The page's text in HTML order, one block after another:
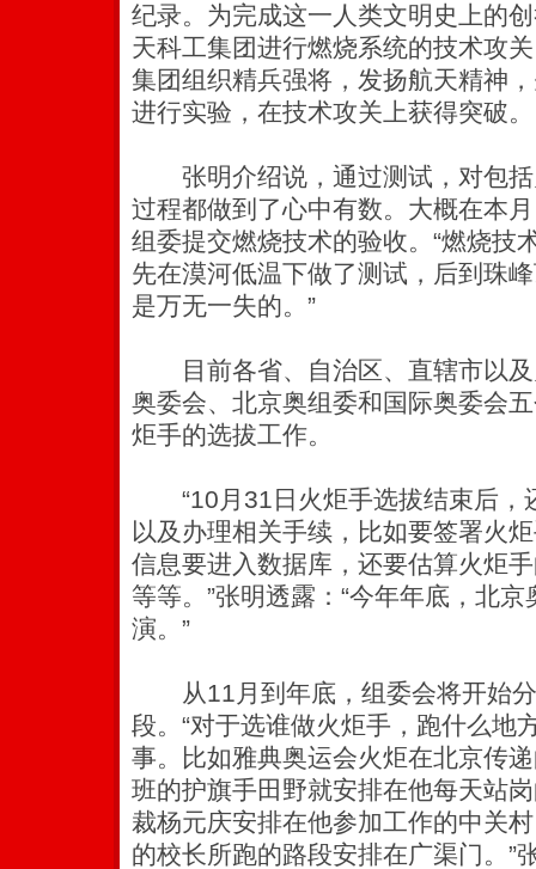
纪录。为完成这一人类文明史上的
天科工集团进行燃烧系统的技术攻
集团组织精兵强将，发扬航天精神
进行实验，在技术攻关上获得突破。
张明介绍说，通过测试，对包括
过程都做到了心中有数。大概在本
组委提交燃烧技术的验收。“燃烧技
先在漠河低温下做了测试，后到珠
是万无一失的。”
目前各省、自治区、直辖市以及
奥委会、北京奥组委和国际奥委会
炬手的选拔工作。
“10月31日火炬手选拔结束后，
以及办理相关手续，比如要签署火
信息要进入数据库，还要估算火炬
等等。”张明透露：“今年年底，北
演。”
从11月到年底，组委会将开始分
段。“对于选谁做火炬手，跑什么地
事。比如雅典奥运会火炬在北京传
班的护旗手田野就安排在他每天站
裁杨元庆安排在他参加工作的中关
的校长所跑的路段安排在广渠门。”